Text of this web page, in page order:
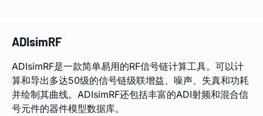
ADIsimRF
ADIsimRF是一款简单易用的RF信号链计算工具。可以计
算和导出多达50级的信号链级联增益、噪声、失真和功耗
并绘制其曲线。ADIsimRF还包括丰富的ADI射频和混合信
号元件的器件模型数据库。